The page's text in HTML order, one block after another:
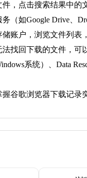
，点击搜索结果中的
（如Google Drive、
账户，浏览文件列表
找回下载的文件，
系统）、Data
谷歌浏览器下载记录